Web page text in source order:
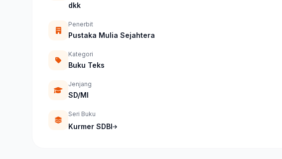
dkk
Penerbit
Pustaka Mulia Sejahtera
Kategori
Buku Teks
Jenjang
SD/MI
Seri Buku
Kurmer SDBI